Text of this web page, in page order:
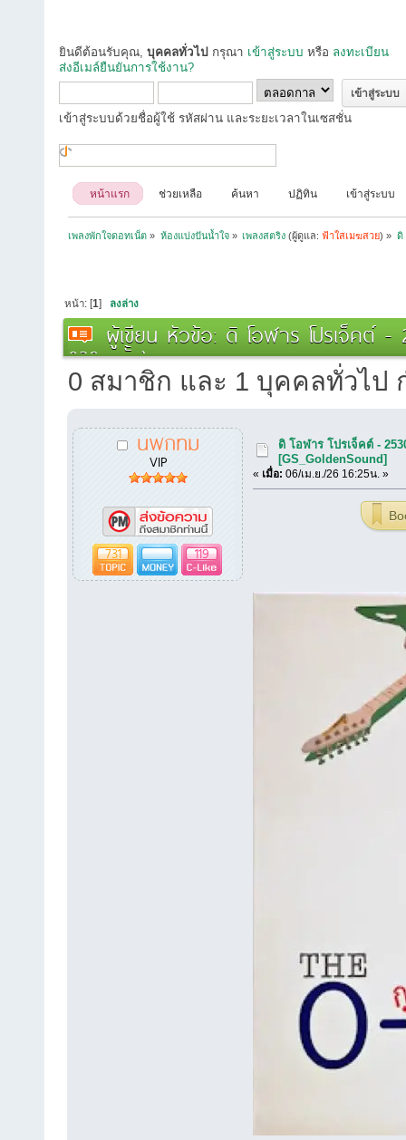
ยินดีต้อนรับคุณ, บุคคลทั่วไป กรุณา เข้าสู่ระบบ หรือ ลงทะเบียน
ส่งอีเมล์ยืนยันการใช้งาน?
เข้าสู่ระบบด้วยชื่อผู้ใช้ รหัสผ่าน และระยะเวลาในเซสชั่น
หน้าแรก ช่วยเหลือ ค้นหา ปฏิทิน เข้าสู่ระบบ
เพลงพักใจดอทเน็ต » ห้องแบ่งปันน้ำใจ» เพลงสตริง (ผู้ดูแล:ฟ้าใสเมฆสวย) » ดิ
หน้า: [1] ลงล่าง
ผู้เขียน หัวข้อ: ดิ โอฬาร โปรเจ็คต์
839 ครั้ง)
0 สมาชิก และ 1 บุคคลทั่วไป
นพกทม
VIP
731 119
ดิ โอฬาร โปรเจ็คต์ -
[GS_GoldenSound]
« เมื่อ: 06/เม.ย./26 16:25น. »